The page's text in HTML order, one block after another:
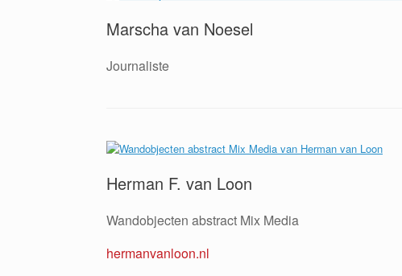
Marscha van Noesel
Journaliste
Herman F. van Loon
Wandobjecten abstract Mix Media
hermanvanloon.nl